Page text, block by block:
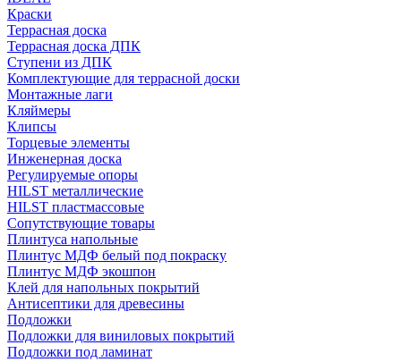
Краски
Террасная доска
Террасная доска ДПК
Ступени из ДПК
Комплектующие для террасной доски
Монтажные лаги
Кляймеры
Клипсы
Торцевые элементы
Инженерная доска
Регулируемые опоры
HILST металлические
HILST пластмассовые
Сопутствующие товары
Плинтуса напольные
Плинтус МДФ белый под покраску
Плинтус МДФ экошпон
Клей для напольных покрытий
Антисептики для древесины
Подложки
Подложки для виниловых покрытий
Подложки под ламинат